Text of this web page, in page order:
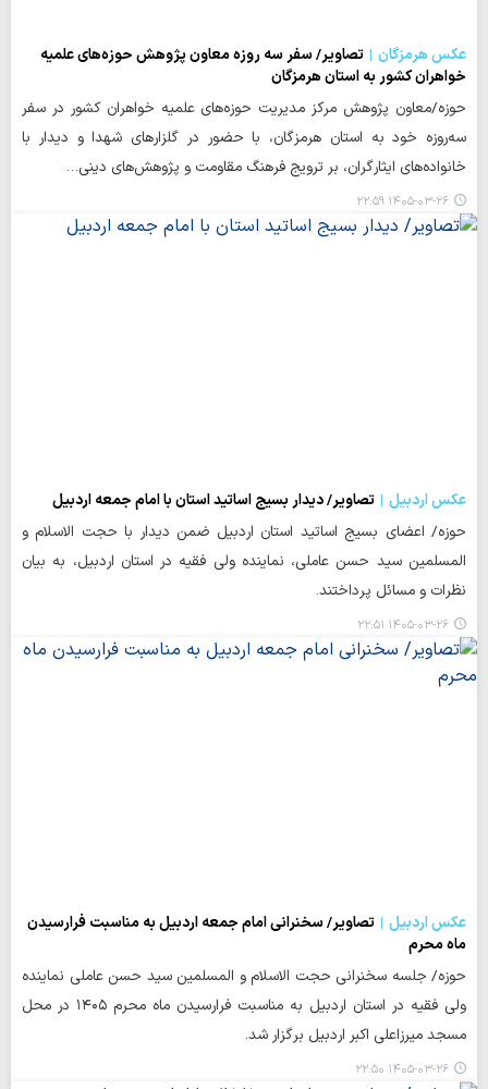
عکس هرمزگان
تصاویر/ سفر سه روزه معاون پژوهش حوزه‌های علمیه
خواهران کشور به استان هرمزگان
حوزه/معاون پژوهش مرکز مدیریت حوزه‌های علمیه خواهران کشور در سفر
سه‌روزه خود به استان هرمزگان، با حضور در گلزارهای شهدا و دیدار با
خانواده‌های ایثارگران، بر ترویج فرهنگ مقاومت و پژوهش‌های دینی…
۱۴۰۵-۰۳-۲۶ ۲۲:۵۹
عکس اردبیل
تصاویر/ دیدار بسیج اساتید استان با امام جمعه اردبیل
حوزه/ اعضای بسیج اساتید استان اردبیل ضمن دیدار با حجت الاسلام و
المسلمین سید حسن عاملی، نماینده ولی فقیه در استان اردبیل، به بیان
نظرات و مسائل پرداختند.
۱۴۰۵-۰۳-۲۶ ۲۲:۵۱
عکس اردبیل
تصاویر/ سخنرانی امام جمعه اردبیل به مناسبت فرارسیدن
ماه محرم
حوزه/ جلسه سخنرانی حجت الاسلام و المسلمین سید حسن عاملی نماینده
ولی فقیه در استان اردبیل به مناسبت فرارسیدن ماه محرم ۱۴۰۵ در محل
مسجد میرزاعلی اکبر اردبیل برگزار شد.
۱۴۰۵-۰۳-۲۶ ۲۲:۵۰